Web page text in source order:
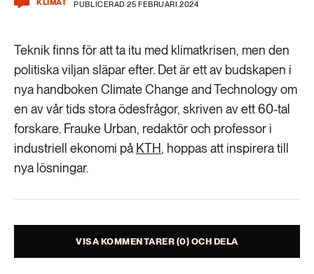
Industri & Energi
Klimat
Landsbygd
Livsstil & konsumtion
Mat & jordbruk
Skog
Social hållbarhet
471 ARTIKLAR
Kemikalier
1492 ARTIKLAR
Klimat
252 ARTIKLAR
939 ARTIKLAR
Livsstil & konsumtion
PUBLICERAD 25 FEBRUARI 2024
Teknik finns för att ta itu med klimatkrisen, men den
politiska viljan släpar efter. Det är ett av budskapen i
nya handboken Climate Change and Technology om
en av vår tids stora ödesfrågor, skriven av ett 60-tal
forskare. Frauke Urban, redaktör och professor i
industriell ekonomi på KTH, hoppas att inspirera till
nya lösningar.
VISA KOMMENTARER (0) OCH DELA